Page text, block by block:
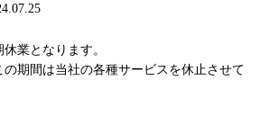
業となります。
期間は当社の各種サービスを休止させて